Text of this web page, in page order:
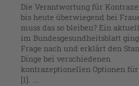
Die Verantwortung für
bis heute überwiegend bei
muss das so bleiben? Ein
im Bundesgesundheitsblatt
Frage nach und erklärt den
Dinge bei verschiedenen
kontrazeptionellen Optionen
[1]. ...